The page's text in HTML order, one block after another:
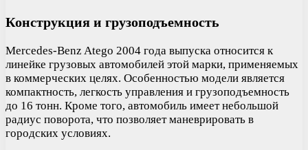
Конструкция и грузоподъемность
Mercedes-Benz Atego 2004 года выпуска относится к
линейке грузовых автомобилей этой марки, применяемых
в коммерческих целях. Особенностью модели является
компактность, легкость управления и грузоподъемность
до 16 тонн. Кроме того, автомобиль имеет небольшой
радиус поворота, что позволяет маневрировать в
городских условиях.